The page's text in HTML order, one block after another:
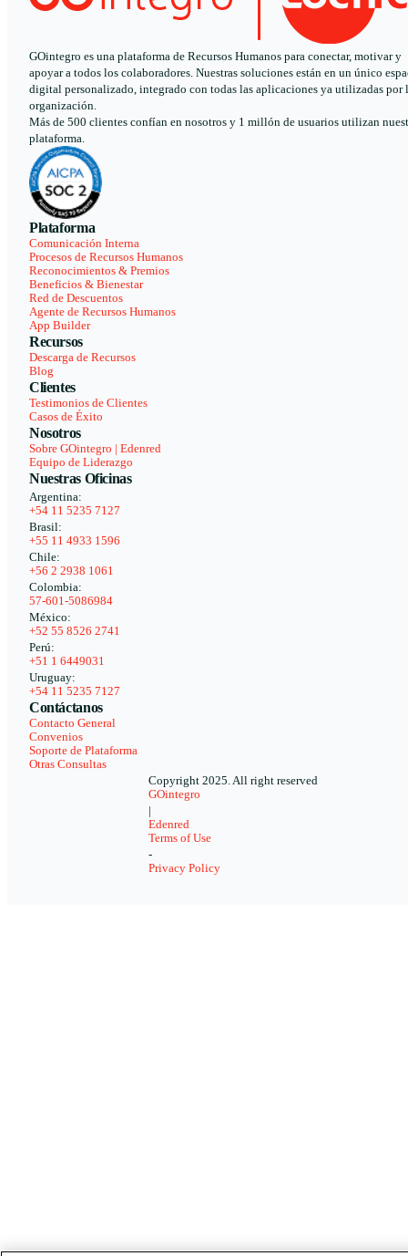
GOintegro es una plataforma de Recursos Humanos para conectar, motivar y
apoyar a todos los colaboradores. Nuestras soluciones están en un único
digital personalizado, integrado con todas las aplicaciones ya utilizadas por
organización.
Más de 500 clientes confían en nosotros y 1 millón de usuarios utilizan
plataforma.
Plataforma
Comunicación Interna
Procesos de Recursos Humanos
Reconocimientos & Premios
Beneficios & Bienestar
Red de Descuentos
Agente de Recursos Humanos
App Builder
Recursos
Descarga de Recursos
Blog
Clientes
Testimonios de Clientes
Casos de Éxito
Nosotros
Sobre GOintegro | Edenred
Equipo de Liderazgo
Nuestras Oficinas
Argentina:
+54 11 5235 7127
Brasil:
+55 11 4933 1596
Chile:
+56 2 2938 1061
Colombia:
57-601-5086984
México:
+52 55 8526 2741
Perú:
+51 1 6449031
Uruguay:
+54 11 5235 7127
Contáctanos
Contacto General
Convenios
Soporte de Plataforma
Otras Consultas
Copyright 2025. All right reserved
GOintegro
|
Edenred
Terms of Use
-
Privacy Policy